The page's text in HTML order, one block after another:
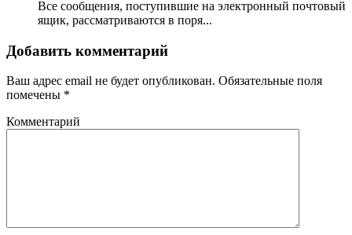
Все сообщения, поступившие на электронный почтовый
ящик, рассматриваются в поря...
Добавить комментарий
Ваш адрес email не будет опубликован. Обязательные поля
помечены *
Комментарий